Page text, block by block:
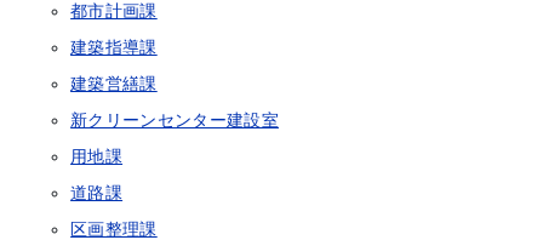
都市計画課
建築指導課
建築営繕課
新クリーンセンター建設室
用地課
道路課
区画整理課